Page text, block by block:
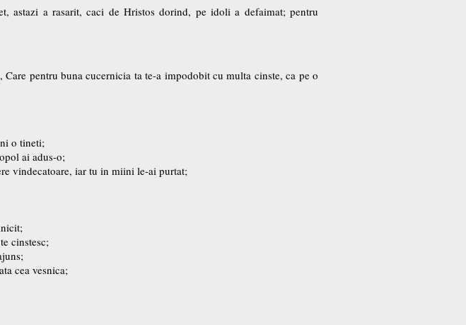
astazi a rasarit, caci de Hristos dorind, pe idoli a defaimat; pentru
pentru buna cucernicia ta te-a impodobit cu multa cinste, ca pe o
o tineti;
ai adus-o;
vindecatoare, iar tu in miini le-ai purtat;
cinstesc;
cea vesnica;